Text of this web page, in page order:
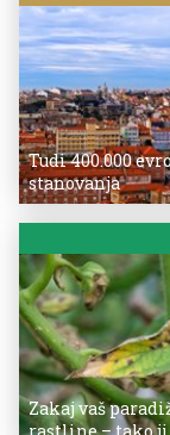
Tudi 400.000
stanovanja
Zakaj vaš